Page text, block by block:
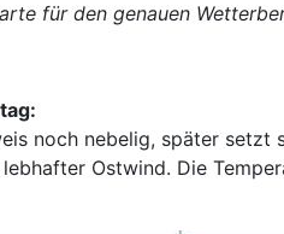
für den genauen
noch nebelig, später setzt
Ostwind. Die